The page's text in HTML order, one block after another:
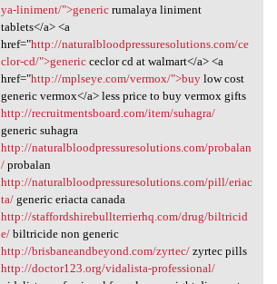
ya-liniment/">genericrumalaya liniment
tablets</a> <a
href="http://naturalbloodpressuresolutions.com/ce
clor-cd/">genericceclor cd at walmart</a> <a
href="http://mplseye.com/vermox/">buylow cost
generic vermox</a> less price to buy vermox gifts
http://recruitmentsboard.com/item/suhagra/
generic suhagra
http://naturalbloodpressuresolutions.com/probalan
/probalan
http://naturalbloodpressuresolutions.com/pill/eriac
ta/generic eriacta canada
http://staffordshirebullterrierhq.com/drug/biltricid
e/biltricide non generic
http://brisbaneandbeyond.com/zyrtec/zyrtec pills
http://doctor123.org/vidalista-professional/